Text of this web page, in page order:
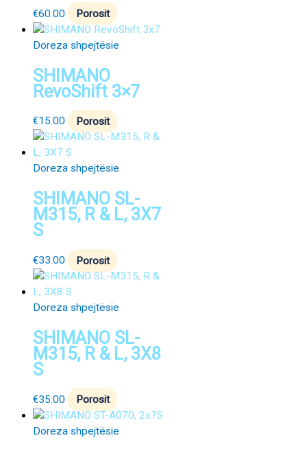
€60.00 Porosit
Doreza shpejtësie
SHIMANO
RevoShift 3×7
€15.00 Porosit
Doreza shpejtësie
SHIMANO SL-
M315, R & L, 3X7
S
€33.00 Porosit
Doreza shpejtësie
SHIMANO SL-
M315, R & L, 3X8
S
€35.00 Porosit
Doreza shpejtësie